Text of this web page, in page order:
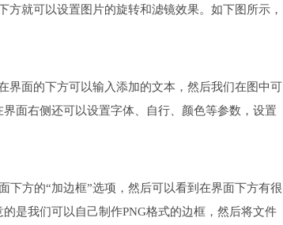
就可以设置图片的旋转和滤镜效果。如下图所示，
面的下方可以输入添加的文本，然后我们在图中可
面右侧还可以设置字体、自行、颜色等参数，设置
方的“加边框”选项，然后可以看到在界面下方有很
是我们可以自己制作PNG格式的边框，然后将文件